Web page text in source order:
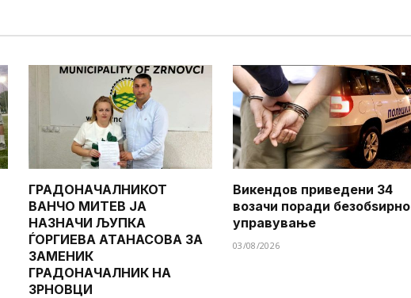
ГРАДОНАЧАЛНИКОТ
ВАНЧО МИТЕВ ЈА
НАЗНАЧИ ЉУПКА
ЃОРГИЕВА АТАНАСОВА ЗА
ЗАМЕНИК
ГРАДОНАЧАЛНИК НА
ЗРНОВЦИ
Викендов приведени 34
возачи поради безобѕирно
управување
03/08/2026